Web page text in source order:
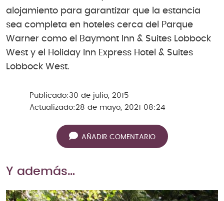
alojamiento para garantizar que la estancia
sea completa en hoteles cerca del Parque
Warner como el Baymont Inn & Suites Lobbock
West y el Holiday Inn Express Hotel & Suites
Lobbock West.
Publicado: 30 de julio, 2015
Actualizado: 28 de mayo, 2021 08:24
AÑADIR COMENTARIO
Y además…